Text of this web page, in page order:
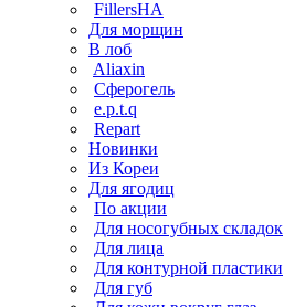
FillersHA
Для морщин
В лоб
Aliaxin
Сферогель
e.p.t.q
Repart
Новинки
Из Кореи
Для ягодиц
По акции
Для носогубных складок
Для лица
Для контурной пластики
Для губ